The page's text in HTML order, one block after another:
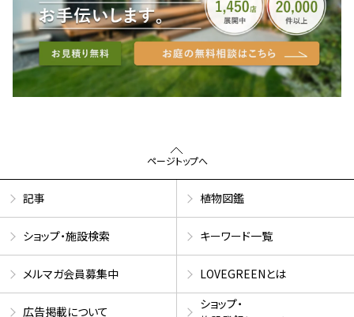
ページトップへ
記事 植物図鑑
ショップ・施設検索 キーワード一覧
メルマガ会員募集中 LOVEGREENとは
広告掲載について
ショップ・